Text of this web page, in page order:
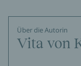
Über die Autorin
Vita von